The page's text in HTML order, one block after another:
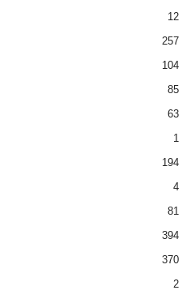
12
257
104
85
63
1
194
4
81
394
370
2